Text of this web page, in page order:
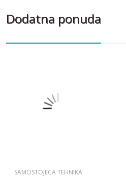
Dodatna ponuda
SAMOSTOJECA TEHNIKA